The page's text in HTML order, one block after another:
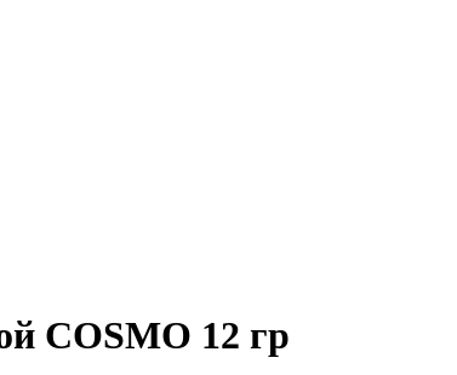
COSMO 12 гр